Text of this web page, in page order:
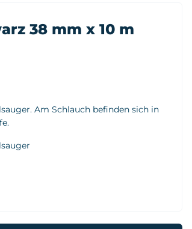
38 mm x 10 m
Am Schlauch befinden sich in